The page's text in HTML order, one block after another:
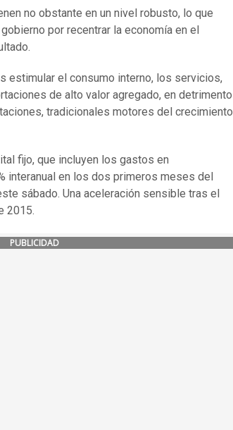
no obstante en un nivel robusto, lo que
por recentrar la economía en el
estimular el consumo interno, los servicios,
de alto valor agregado, en detrimento
tradicionales motores del crecimiento
fijo, que incluyen los gastos en
interanual en los dos primeros meses del
sábado. Una aceleración sensible tras el
2015.
PUBLICIDAD